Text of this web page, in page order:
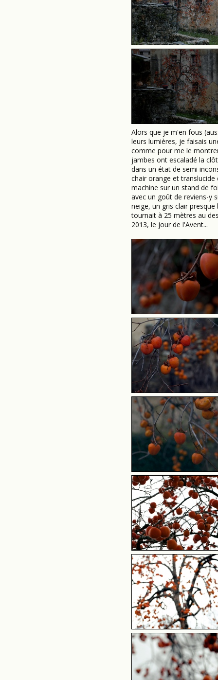
Alors que je m'en fous
leurs lumières, je faisais
comme pour me le
jambes ont escaladé la
dans un état de semi
chair orange et
machine sur un stand de
avec un goût de reviens-y
neige, un gris clair
tournait à 25 mètres au
2013, le jour de l'Avent...